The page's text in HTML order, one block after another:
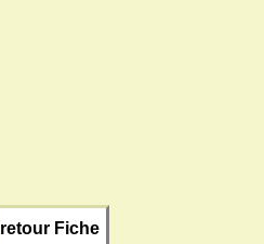
retour Fiche